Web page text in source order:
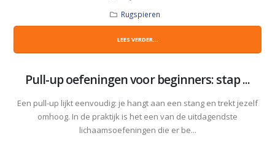
Rugspieren
LEES VERDER...
Pull-up oefeningen voor beginners: stap ...
Een pull-up lijkt eenvoudig: je hangt aan een stang en trekt jezelf
omhoog. In de praktijk is het een van de uitdagendste
lichaamsoefeningen die er be...